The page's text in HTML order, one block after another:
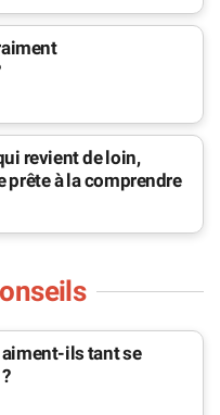
revient de loin,
prête à la comprendre
ils tant se